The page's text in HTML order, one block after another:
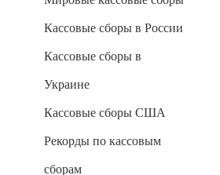
Кассовые сборы в России
Кассовые сборы в
Украине
Кассовые сборы США
Рекорды по кассовым
сборам